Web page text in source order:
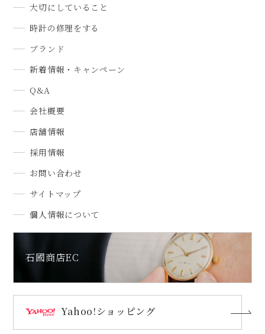
大切にしていること
時計の修理をする
ブランド
新着情報・キャンペーン
Q&A
会社概要
店舗情報
採用情報
お問い合わせ
サイトマップ
個人情報について
石國商店EC
Yahoo!ショッピング